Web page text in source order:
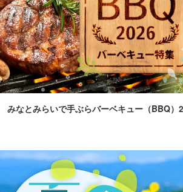
みなとみらいで手ぶらバーベキュー（BBQ）